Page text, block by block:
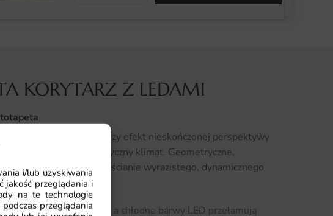
i/lub uzyskiwania
jakość przeglądania i
na te technologie
przeglądania
KORYTARZ Z LEDAMI
liniami LED tworzy efekt nieskończonej perspektywy
nowoczesny, futurystyczny klimat. Geometryczne,
wzrok i nadają ścianie wyrazistego, dynamicznego
cieni buduje iluzję głębi, a chłodne barwy LED przełamują